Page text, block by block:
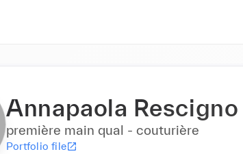
Annapaola Rescigno
première main qual - couturière
Portfolio file